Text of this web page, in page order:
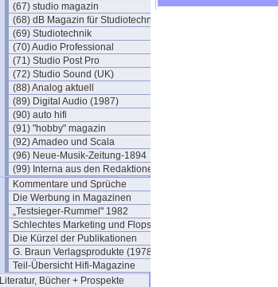
(67) studio magazin
(68) dB Magazin für Studiotechnik
(69) Studiotechnik
(70) Audio Professional
(71) Studio Post Pro
(72) Studio Sound (UK)
(88) Analog aktuell
(89) Digital Audio (1987)
(90) auto hifi
(91) "hobby" magazin
(92) Amadeo und Scala
(96) Neue-Musik-Zeitung-1894
(99) Interna aus den Redaktionen
Kommentare und Sprüche
Die Werbung in Magazinen
„Testsieger-Rummel" 1982
Schlechtes Marketing und Flops
Die Kürzel der Publikationen
G. Braun Verlagsprodukte (1978)
Teil-Übersicht Hifi-Magazine
Literatur, Bücher + Prospekte